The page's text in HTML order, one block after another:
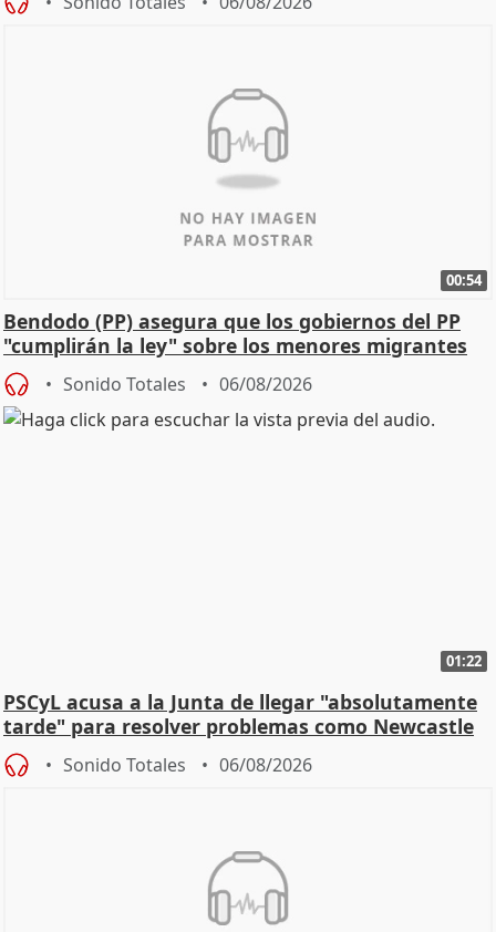
00:54
Bendodo (PP) asegura que los gobiernos del PP
"cumplirán la ley" sobre los menores migrantes
Sonido Totales 06/08/2026
01:22
PSCyL acusa a la Junta de llegar "absolutamente
tarde" para resolver problemas como Newcastle
Sonido Totales 06/08/2026